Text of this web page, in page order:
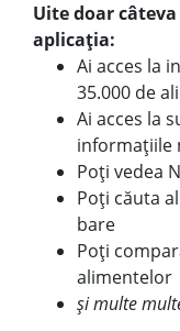
Uite doar
aplicația:
Ai acces la
35.000 de
Ai acces la
informațiile
Poți vedea
Poți căuta
bare
Poți
alimentelor
și multe